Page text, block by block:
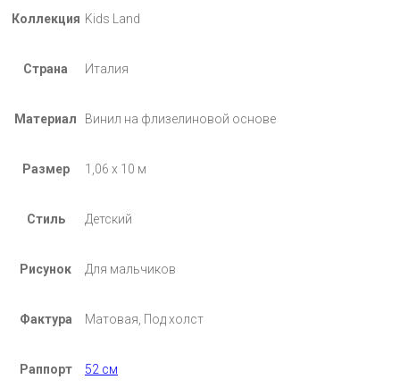
Коллекция Kids Land
Страна Италия
Материал Винил на флизелиновой основе
Размер 1,06 х 10 м
Стиль Детский
Рисунок Для мальчиков
Фактура Матовая, Под холст
Раппорт 52 см